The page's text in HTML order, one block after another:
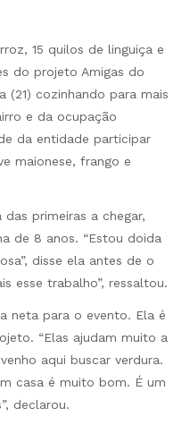
15 quilos de linguiça e
do projeto Amigas do
(21) cozinhando para mais
e da ocupação
da entidade participar
maionese, frango e
primeiras a chegar,
de 8 anos. “Estou doida
disse ela antes de o
esse trabalho”, ressaltou.
neta para o evento. Ela é
“Elas ajudam muito a
aqui buscar verdura.
casa é muito bom. É um
declarou.